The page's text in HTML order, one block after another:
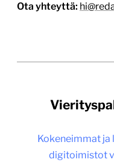
Ota yhteyttä:
Kokeneimmat
digitoimistot